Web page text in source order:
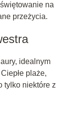
na
przeżycia.
idealnym
plaże,
tylko niektóre z